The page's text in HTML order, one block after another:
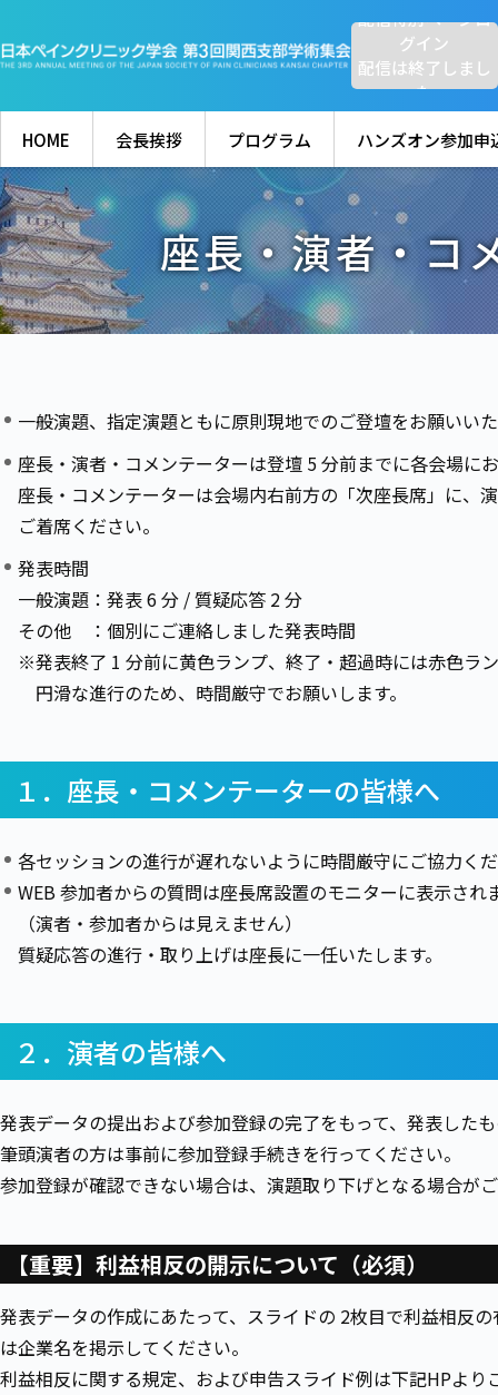
配信特別ページロ
グイン
配信は終了しまし
た
HOME 会長挨拶 プログラム ハンズオン参加申
座長・演者・コ
一般演題、指定演題ともに原則現地でのご登壇をお願いい
座長・演者・コメンテーターは登壇 5 分前までに各会場に
座長・コメンテーターは会場内右前方の「次座長席」に、
ご着席ください。
発表時間
一般演題：発表 6 分 / 質疑応答 2 分
その他 ：個別にご連絡しました発表時間
※発表終了 1 分前に黄色ランプ、終了・超過時には赤色ラ
円滑な進行のため、時間厳守でお願いします。
１．座長・コメンテーターの皆様へ
各セッションの進行が遅れないように時間厳守にご協力く
WEB 参加者からの質問は座長席設置のモニターに表示され
（演者・参加者からは見えません）
質疑応答の進行・取り上げは座長に一任いたします。
２．演者の皆様へ
発表データの提出および参加登録の完了をもって、発表した
筆頭演者の方は事前に参加登録手続きを行ってください。
参加登録が確認できない場合は、演題取り下げとなる場合が
【重要】利益相反の開示について（必須）
発表データの作成にあたって、スライドの 2枚目で利益相反
は企業名を掲示してください。
利益相反に関する規定、および申告スライド例は下記HPより